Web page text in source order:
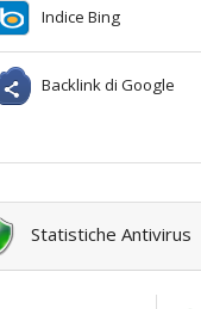
Indice Bing
Backlink di Google
Statistiche Antivirus